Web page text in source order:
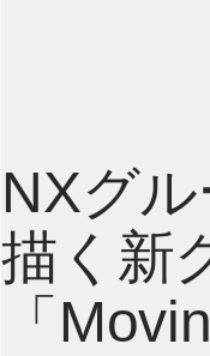
NXグ
描く新
「